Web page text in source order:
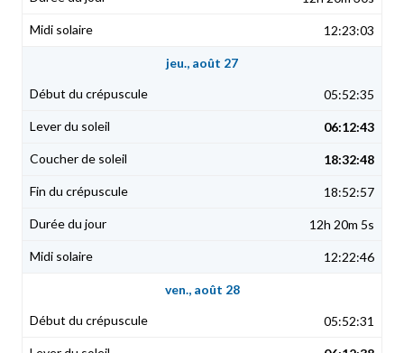
12:23:03
jeu., août 27
05:52:35
06:12:43
18:32:48
18:52:57
12h 20m 5s
12:22:46
ven., août 28
05:52:31